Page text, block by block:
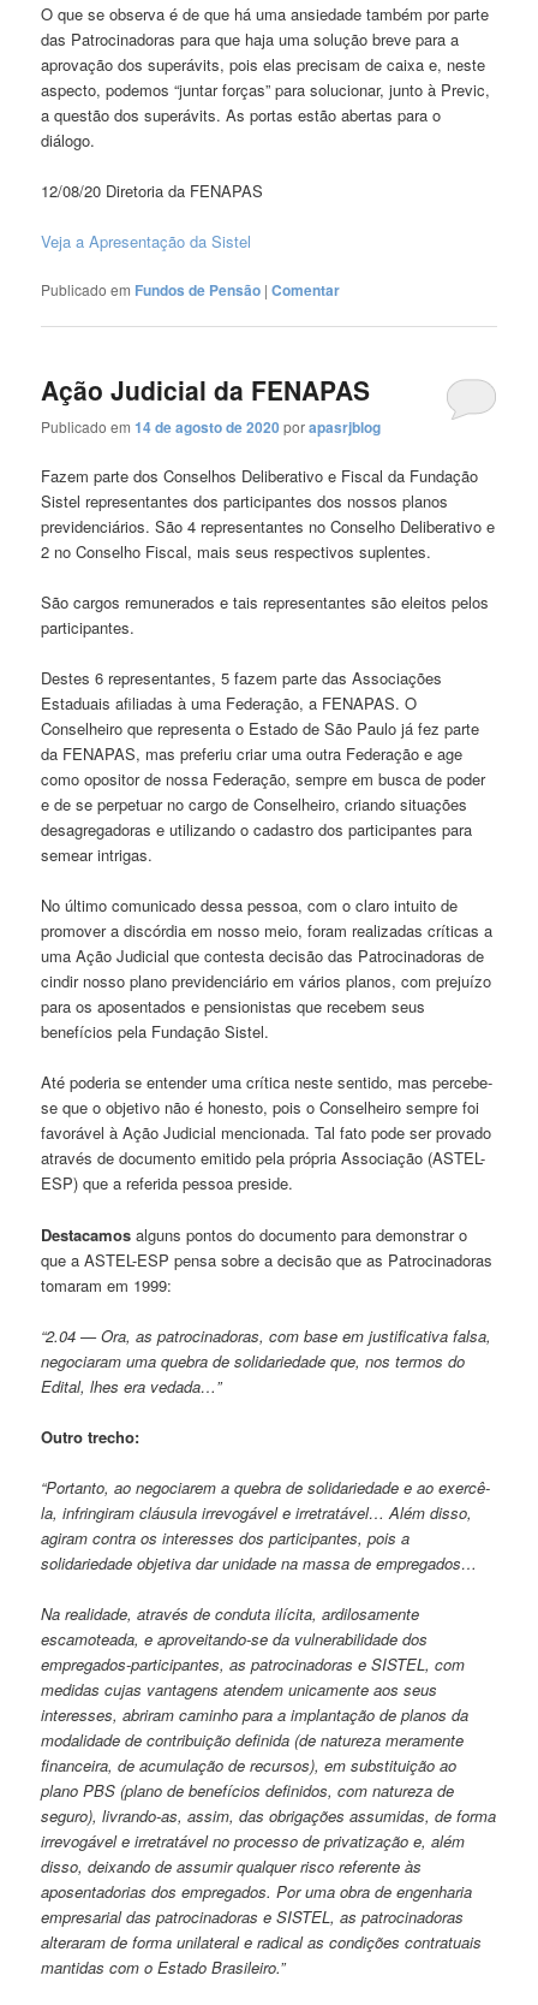
O que se observa é de que há uma ansiedade também por parte
das Patrocinadoras para que haja uma solução breve para a
aprovação dos superávits, pois elas precisam de caixa e, neste
aspecto, podemos “juntar forças” para solucionar, junto à Previc,
a questão dos superávits. As portas estão abertas para o
diálogo.
12/08/20 Diretoria da FENAPAS
Veja a Apresentação da Sistel
Publicado em Fundos de Pensão |Comentar
Ação Judicial da FENAPAS
Publicado em14 de agosto de 2020porapasrjblog
Fazem parte dos Conselhos Deliberativo e Fiscal da Fundação
Sistel representantes dos participantes dos nossos planos
previdenciários. São 4 representantes no Conselho Deliberativo e
2 no Conselho Fiscal, mais seus respectivos suplentes.
São cargos remunerados e tais representantes são eleitos pelos
participantes.
Destes 6 representantes, 5 fazem parte das Associações
Estaduais afiliadas à uma Federação, a FENAPAS. O
Conselheiro que representa o Estado de São Paulo já fez parte
da FENAPAS, mas preferiu criar uma outra Federação e age
como opositor de nossa Federação, sempre em busca de poder
e de se perpetuar no cargo de Conselheiro, criando situações
desagregadoras e utilizando o cadastro dos participantes para
semear intrigas.
No último comunicado dessa pessoa, com o claro intuito de
promover a discórdia em nosso meio, foram realizadas críticas a
uma Ação Judicial que contesta decisão das Patrocinadoras de
cindir nosso plano previdenciário em vários planos, com prejuízo
para os aposentados e pensionistas que recebem seus
benefícios pela Fundação Sistel.
Até poderia se entender uma crítica neste sentido, mas percebe-
se que o objetivo não é honesto, pois o Conselheiro sempre foi
favorável à Ação Judicial mencionada. Tal fato pode ser provado
através de documento emitido pela própria Associação (ASTEL-
ESP) que a referida pessoa preside.
Destacamosalguns pontos do documento para demonstrar o
que a ASTEL-ESP pensa sobre a decisão que as Patrocinadoras
tomaram em 1999:
“2.04 — Ora, as patrocinadoras, com base em justificativa falsa,
negociaram uma quebra de solidariedade que, nos termos do
Edital, lhes era vedada…”
Outro trecho:
“Portanto, ao negociarem a quebra de solidariedade e ao exercê-
la, infringiram cláusula irrevogável e irretratável… Além disso,
agiram contra os interesses dos participantes, pois a
solidariedade objetiva dar unidade na massa de empregados…
Na realidade, através de conduta ilícita, ardilosamente
escamoteada, e aproveitando-se da vulnerabilidade dos
empregados-participantes, as patrocinadoras e SISTEL, com
medidas cujas vantagens atendem unicamente aos seus
interesses, abriram caminho para a implantação de planos da
modalidade de contribuição definida (de natureza meramente
financeira, de acumulação de recursos), em substituição ao
plano PBS (plano de benefícios definidos, com natureza de
seguro), livrando-as, assim, das obrigações assumidas, de forma
irrevogável e irretratável no processo de privatização e, além
disso, deixando de assumir qualquer risco referente às
aposentadorias dos empregados. Por uma obra de engenharia
empresarial das patrocinadoras e SISTEL, as patrocinadoras
alteraram de forma unilateral e radical as condições contratuais
mantidas com o Estado Brasileiro.”